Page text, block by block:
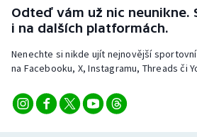
Veslování
Vodní slalom
Volejbal
Odteď vám už nic neunikne.
i na dalších platformách.
Nenechte si nikde ujít nejnovější
na Facebooku, X, Instagramu, Threads či